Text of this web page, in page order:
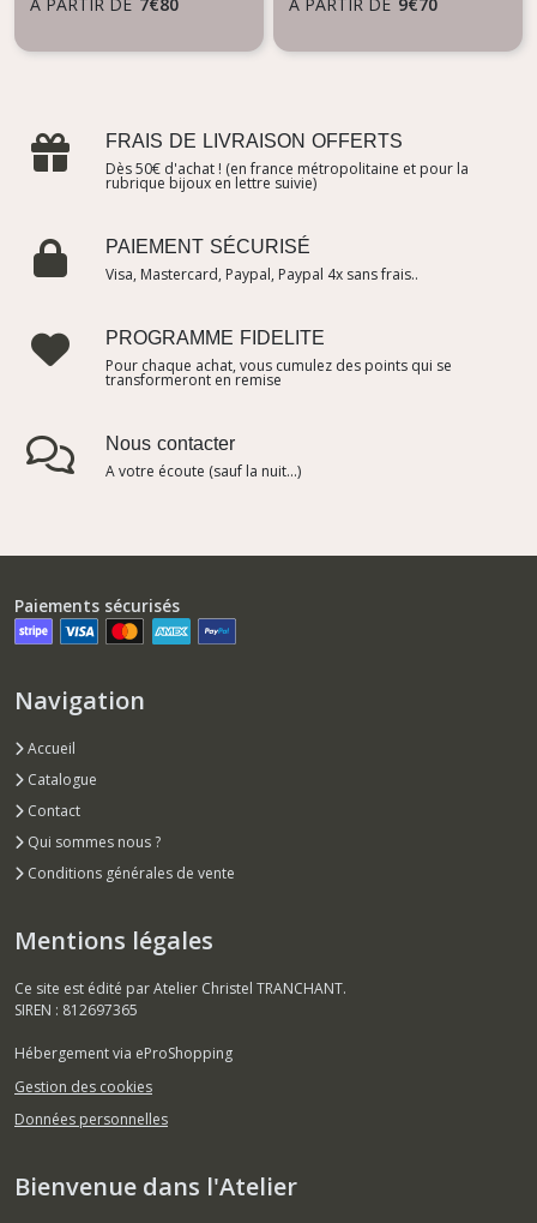
FRAIS DE LIVRAISON OFFERTS
Dès 50€ d'achat ! (en france métropolitaine et pour la
rubrique bijoux en lettre suivie)
PAIEMENT SÉCURISÉ
Visa, Mastercard, Paypal, Paypal 4x sans frais..
PROGRAMME FIDELITE
Pour chaque achat, vous cumulez des points qui se
transformeront en remise
Nous contacter
A votre écoute (sauf la nuit...)
Paiements sécurisés
Navigation
Accueil
Catalogue
Contact
Qui sommes nous ?
Conditions générales de vente
Mentions légales
Ce site est édité par Atelier Christel TRANCHANT.
SIREN : 812697365
Hébergement via eProShopping
Gestion des cookies
Données personnelles
Bienvenue dans l'Atelier